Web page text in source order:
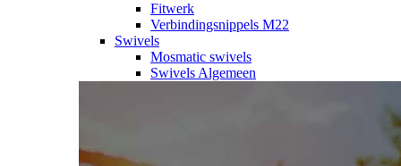
Fitwerk
Verbindingsnippels M22
Swivels
Mosmatic swivels
Swivels Algemeen